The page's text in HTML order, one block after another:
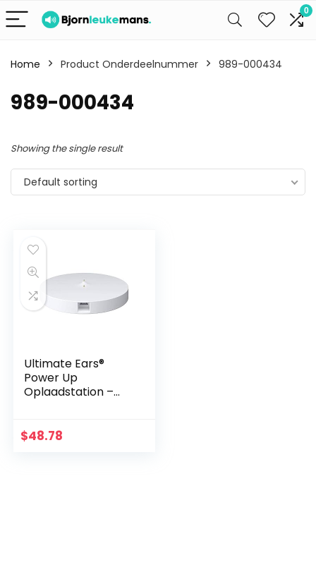
0
Home Product Onderdeelnummer 989-000434
989-000434
Showing the single result
Default sorting
Ultimate Ears®
Power Up
Oplaadstation –
$48.78